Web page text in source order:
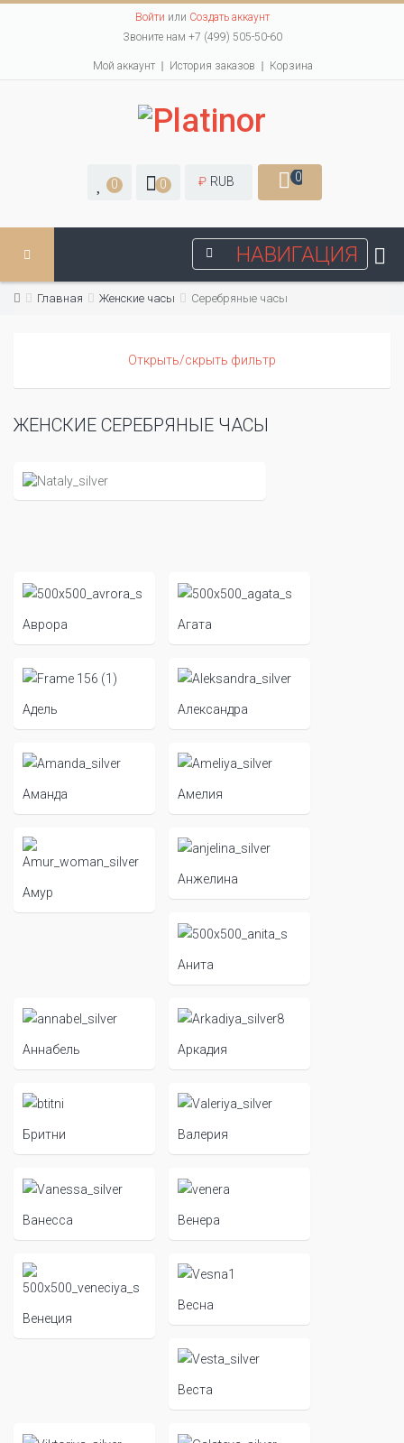
Войти или Создать аккаунт
Звоните нам +7 (499) 505-50-60
Мой аккаунт История заказов Корзина
0 0 ₽ RUB 0
НАВИГАЦИЯ
Главная Женские часы Серебряные часы
Открыть/скрыть фильтр
ЖЕНСКИЕ СЕРЕБРЯНЫЕ ЧАСЫ
Аврора Агата
Адель Александра
Аманда Амелия
Амур
Анжелина
Анита
Аннабель Аркадия
Бритни Валерия
Ванесса Венера
Венеция
Весна
Веста